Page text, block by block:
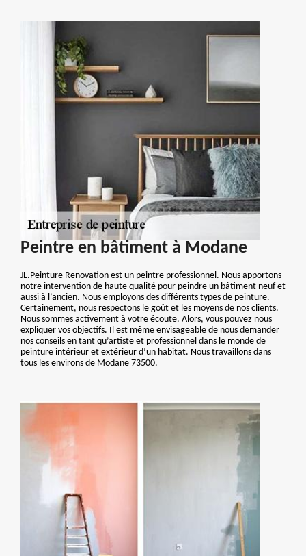
Peintre en bâtiment à Modane
JL.Peinture Renovation est un peintre professionnel. Nous apportons
notre intervention de haute qualité pour peindre un bâtiment neuf et
aussi à l’ancien. Nous employons des différents types de peinture.
Certainement, nous respectons le goût et les moyens de nos clients.
Nous sommes activement à votre écoute. Alors, vous pouvez nous
expliquer vos objectifs. Il est même envisageable de nous demander
nos conseils en tant qu’artiste et professionnel dans le monde de
peinture intérieur et extérieur d’un habitat. Nous travaillons dans
tous les environs de Modane 73500.